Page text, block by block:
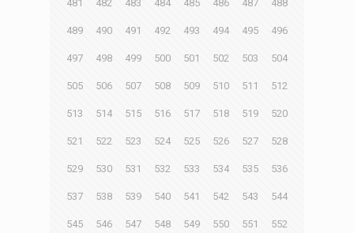
481 482 483 484 485 486 487 488
489 490 491 492 493 494 495 496
497 498 499 500 501 502 503 504
505 506 507 508 509 510 511 512
513 514 515 516 517 518 519 520
521 522 523 524 525 526 527 528
529 530 531 532 533 534 535 536
537 538 539 540 541 542 543 544
545 546 547 548 549 550 551 552